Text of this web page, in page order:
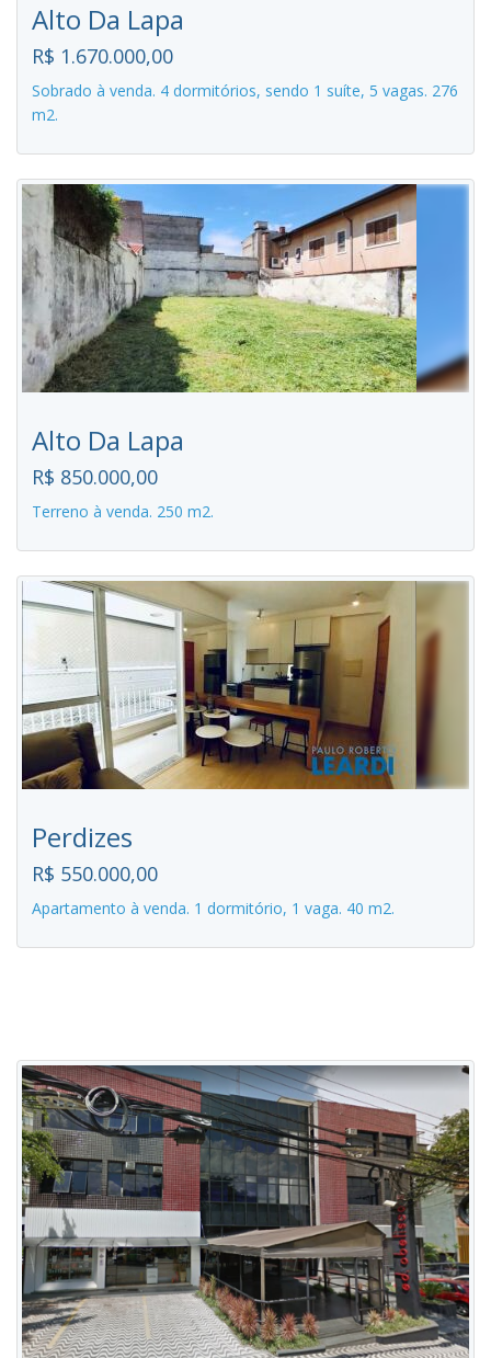
Alto Da Lapa
R$ 1.670.000,00
Sobrado à venda. 4 dormitórios, sendo 1 suíte, 5 vagas. 276
m2.
Alto Da Lapa
R$ 850.000,00
Terreno à venda. 250 m2.
Perdizes
R$ 550.000,00
Apartamento à venda. 1 dormitório, 1 vaga. 40 m2.